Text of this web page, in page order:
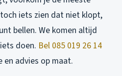
iets zien dat niet klopt,
bellen. We komen altijd
doen. Bel 085 019 26 14
advies op maat.